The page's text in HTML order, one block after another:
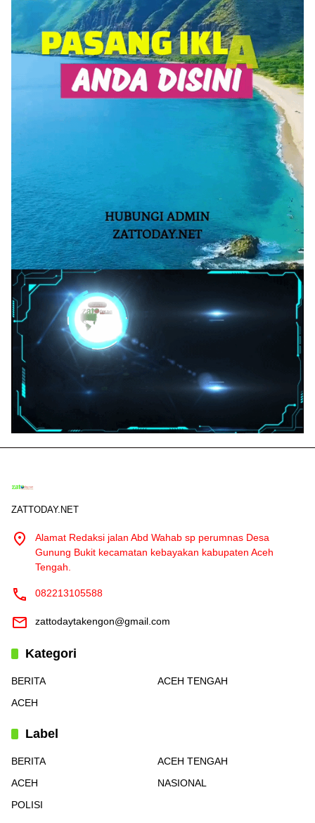
ZATTODAY.NET
Alamat Redaksi jalan Abd Wahab sp perumnas Desa
Gunung Bukit kecamatan kebayakan kabupaten Aceh
Tengah.
082213105588
zattodaytakengon@gmail.com
Kategori
BERITA
ACEH TENGAH
ACEH
Label
BERITA
ACEH TENGAH
ACEH
NASIONAL
POLISI